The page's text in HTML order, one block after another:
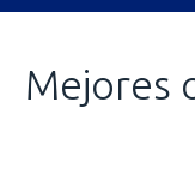
Mejores